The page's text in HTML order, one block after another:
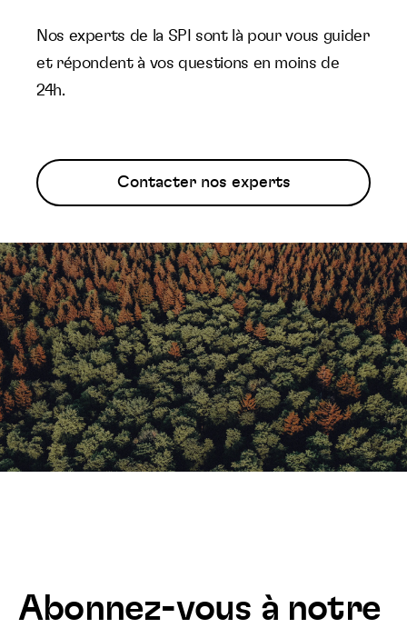
Nos experts de la SPI sont là pour vous guider
et répondent à vos questions en moins de
24h.
Contacter nos experts
Abonnez-vous à notre